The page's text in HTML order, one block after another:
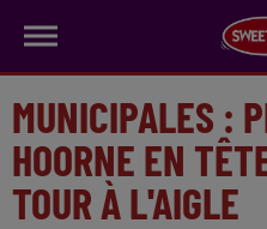
MUNICIPALES :
HOORNE EN
TOUR À L'AIGLE